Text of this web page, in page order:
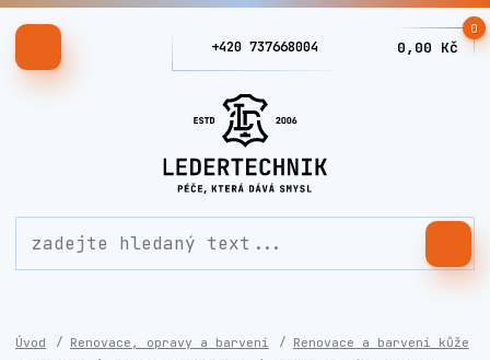
+420 737668004
0
0,00 Kč
Úvod Renovace, opravy a barvení
Renovace a barvení kůže